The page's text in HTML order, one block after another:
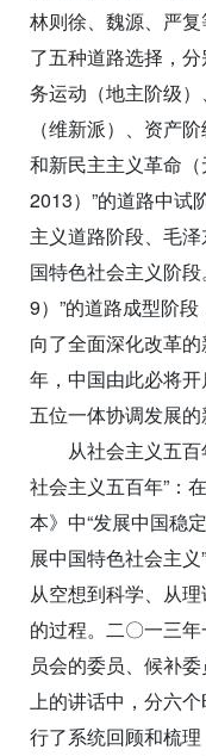
林则徐、魏源、严
了五种道路选择，
务运动（地主阶级
（维新派）、资产
和新民主主义革命
2013）”的道路中试
主义道路阶段、毛
国特色社会主义阶
9）”的道路成型阶
向了全面深化改革
年，中国由此必将
五位一体协调发展的
从社会主义五百
社会主义五百年”：
本》中“发展中国稳
展中国特色社会主
从空想到科学、从
的过程。二〇一三
员会的委员、候补
上的讲话中，分六
行了系统回顾和梳